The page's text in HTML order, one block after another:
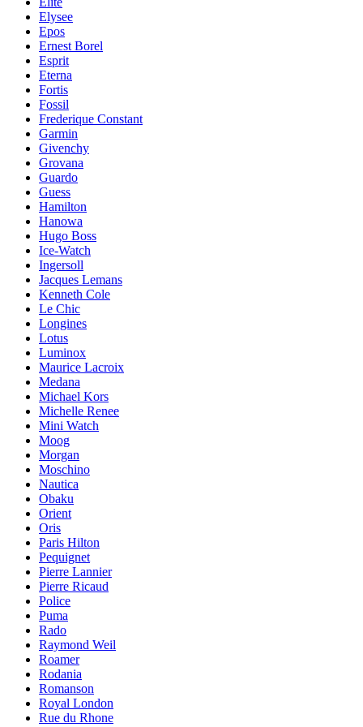
Elysee
Epos
Ernest Borel
Esprit
Eterna
Fortis
Fossil
Frederique Constant
Garmin
Givenchy
Grovana
Guardo
Guess
Hamilton
Hanowa
Hugo Boss
Ice-Watch
Ingersoll
Jacques Lemans
Kenneth Cole
Le Chic
Longines
Lotus
Luminox
Maurice Lacroix
Medana
Michael Kors
Michelle Renee
Mini Watch
Moog
Morgan
Moschino
Nautica
Obaku
Orient
Oris
Paris Hilton
Pequignet
Pierre Lannier
Pierre Ricaud
Police
Puma
Rado
Raymond Weil
Roamer
Rodania
Romanson
Royal London
Rue du Rhone